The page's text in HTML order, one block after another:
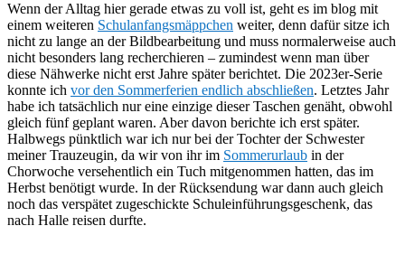
Wenn der Alltag hier gerade etwas zu voll ist, geht es im blog mit
einem weiteren Schulanfangsmäppchen weiter, denn dafür sitze ich
nicht zu lange an der Bildbearbeitung und muss normalerweise auch
nicht besonders lang recherchieren – zumindest wenn man über
diese Nähwerke nicht erst Jahre später berichtet. Die 2023er-Serie
konnte ich vor den Sommerferien endlich abschließen. Letztes Jahr
habe ich tatsächlich nur eine einzige dieser Taschen genäht, obwohl
gleich fünf geplant waren. Aber davon berichte ich erst später.
Halbwegs pünktlich war ich nur bei der Tochter der Schwester
meiner Trauzeugin, da wir von ihr im Sommerurlaub in der
Chorwoche versehentlich ein Tuch mitgenommen hatten, das im
Herbst benötigt wurde. In der Rücksendung war dann auch gleich
noch das verspätet zugeschickte Schuleinführungsgeschenk, das
nach Halle reisen durfte.